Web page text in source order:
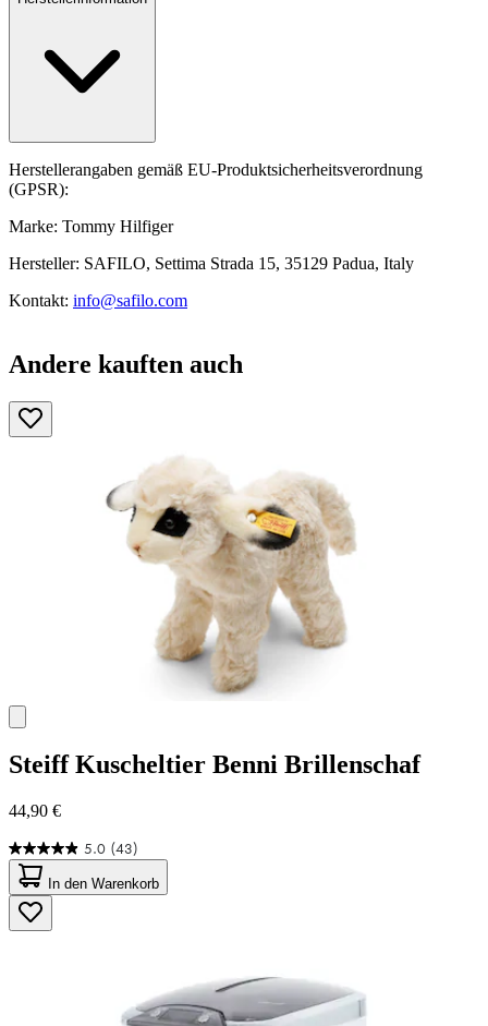
Herstellerangaben gemäß EU-Produktsicherheitsverordnung
(GPSR):
Marke: Tommy Hilfiger
Hersteller: SAFILO, Settima Strada 15, 35129 Padua, Italy
Kontakt: info@safilo.com
Andere kauften auch
Steiff Kuscheltier Benni Brillenschaf
44,90 €
5.0 (43)
5.0
von
5
Sternen.
43
In den Warenkorb